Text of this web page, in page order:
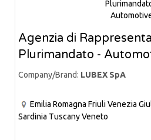
Agenzia di
Plurimandato -
Company/Brand: LUBEX SpA
Emilia Romagna Friuli Venezia
Sardinia TuscanyVeneto